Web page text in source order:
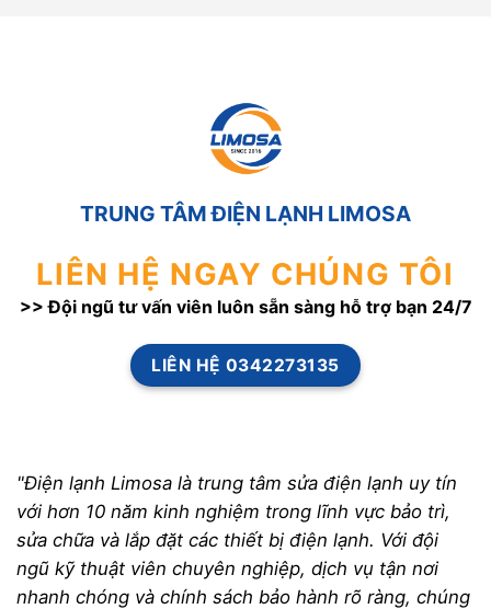
TRUNG TÂM ĐIỆN LẠNH LIMOSA
LIÊN HỆ NGAY CHÚNG TÔI
>> Đội ngũ tư vấn viên luôn sẵn sàng hỗ trợ bạn 24/7
LIÊN HỆ 0342273135
"Điện lạnh Limosa là trung tâm sửa điện lạnh uy tín
với hơn 10 năm kinh nghiệm trong lĩnh vực bảo trì,
sửa chữa và lắp đặt các thiết bị điện lạnh. Với đội
ngũ kỹ thuật viên chuyên nghiệp, dịch vụ tận nơi
nhanh chóng và chính sách bảo hành rõ ràng, chúng